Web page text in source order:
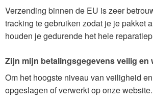
Verzending binnen de EU is zeer
tracking te gebruiken zodat je je pakket
houden je gedurende het hele
Zijn mijn betalingsgegevens veilig en
Om het hoogste niveau van veiligheid
opgeslagen of verwerkt op onze